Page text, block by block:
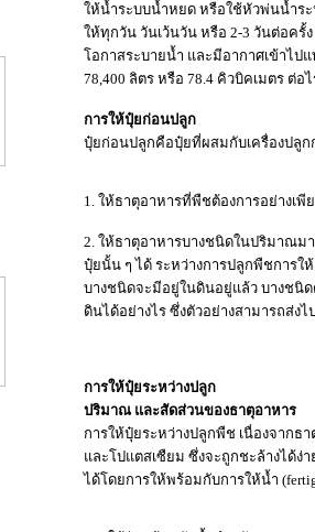
ให้น้ำระบบน้ำหยด หรือใช้หัวพ่นน้ำระ
ให้ทุกวัน วันเว้นวัน หรือ 2-3 วันต่อค
โอกาสระบายน้ำ และมีอากาศเข้าไป
78,400 ลิตร หรือ 78.4 คิวบิคเมตร ต่
การให้ปุ๋ยก่อนปลูก
ปุ๋ยก่อนปลูกคือปุ๋ยที่ผสมกับเครื่องปลู
1. ให้ธาตุอาหารที่พืชต้องการอย่างเพี
2. ให้ธาตุอาหารบางชนิดในปริมาณม
ปุ๋ยนั้น ๆ ได้ ระหว่างการปลูกพืชการใ
บางชนิดจะมีอยู่ในดินอยู่แล้ว บางชนิด
ดินได้อย่างไร ซึ่งตัวอย่างสามารถส่ง
การให้ปุ๋ยระหว่างปลูก
ปริมาณ และสัดส่วนของธาตุอาหาร
การให้ปุ๋ยระหว่างปลูกพืช เนื่องจากธ
และโปแตสเซืยม ซึ่งจะถูกชะล้างได้ง่
ได้โดยการให้พร้อมกับการให้น้ำ